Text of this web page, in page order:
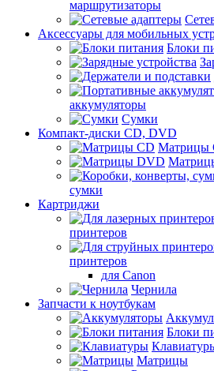
маршрутизаторы
Аксессуары для мобильных
Блоки
аккумуляторы
Сумки
Компакт-диски CD, DVD
Матрицы
сумки
Картриджи
принтеров
принтеров
для Canon
Чернила
Запчасти к ноутбукам
Блоки
Матрицы